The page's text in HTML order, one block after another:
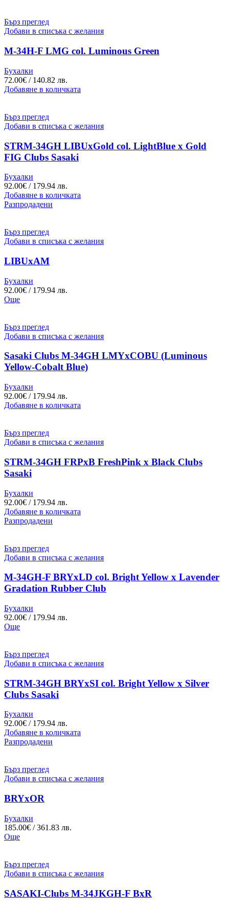
Бърз преглед
Добави в списъка с желания
M-34H-F LMG col. Luminous Green
Бухалки
72.00€ / 140.82 лв.
Добавяне в количката
Бърз преглед
Добави в списъка с желания
STRM-34GH LIBUxGold col. LightBlue x Gold
FIG Clubs Sasaki
Бухалки
92.00€ / 179.94 лв.
Добавяне в количката
Разпродадени
Бърз преглед
Добави в списъка с желания
LIBUxAM
Бухалки
92.00€ / 179.94 лв.
Още
Бърз преглед
Добави в списъка с желания
Sasaki Clubs M-34GH LMYxCOBU (Luminous
Yellow-Cobalt Blue)
Бухалки
92.00€ / 179.94 лв.
Добавяне в количката
Бърз преглед
Добави в списъка с желания
STRM-34GH FRPxB FreshPink x Black Clubs
Sasaki
Бухалки
92.00€ / 179.94 лв.
Добавяне в количката
Разпродадени
Бърз преглед
Добави в списъка с желания
M-34GH-F BRYxLD col. Bright Yellow x Lavender
Gradation Rubber Club
Бухалки
92.00€ / 179.94 лв.
Още
Бърз преглед
Добави в списъка с желания
STRM-34GH BRYxSI col. Bright Yellow x Silver
Clubs Sasaki
Бухалки
92.00€ / 179.94 лв.
Добавяне в количката
Разпродадени
Бърз преглед
Добави в списъка с желания
BRYxOR
Бухалки
185.00€ / 361.83 лв.
Още
Бърз преглед
Добави в списъка с желания
SASAKI-Clubs M-34JKGH-F BxR